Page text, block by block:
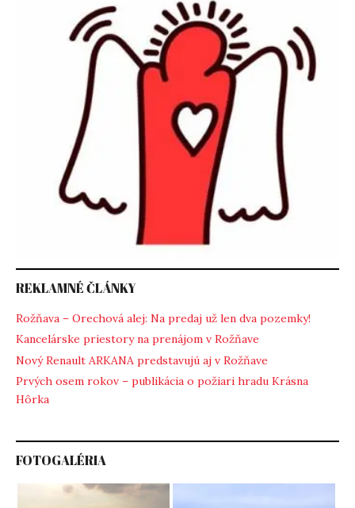
REKLAMNÉ ČLÁNKY
Rožňava – Orechová alej: Na predaj už len dva pozemky!
Kancelárske priestory na prenájom v Rožňave
Nový Renault ARKANA predstavujú aj v Rožňave
Prvých osem rokov – publikácia o požiari hradu Krásna
Hôrka
FOTOGALÉRIA